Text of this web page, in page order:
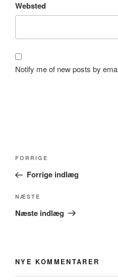
Websted
Notify me of new posts by
Indlægsnavigation
Forrige
indlæg
FORRIGE
Forrige indlæg
Næste
indlæg
NÆSTE
Næste indlæg
NYE KOMMENTARER